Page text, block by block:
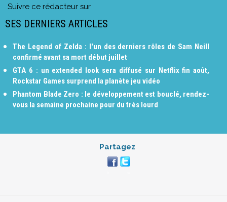
Suivre ce rédacteur sur
SES DERNIERS ARTICLES
The Legend of Zelda : l'un des derniers rôles de Sam Neill
confirmé avant sa mort début juillet
GTA 6 : un extended look sera diffusé sur Netflix fin août,
Rockstar Games surprend la planète jeu vidéo
Phantom Blade Zero : le développement est bouclé, rendez-
vous la semaine prochaine pour du très lourd
Partagez